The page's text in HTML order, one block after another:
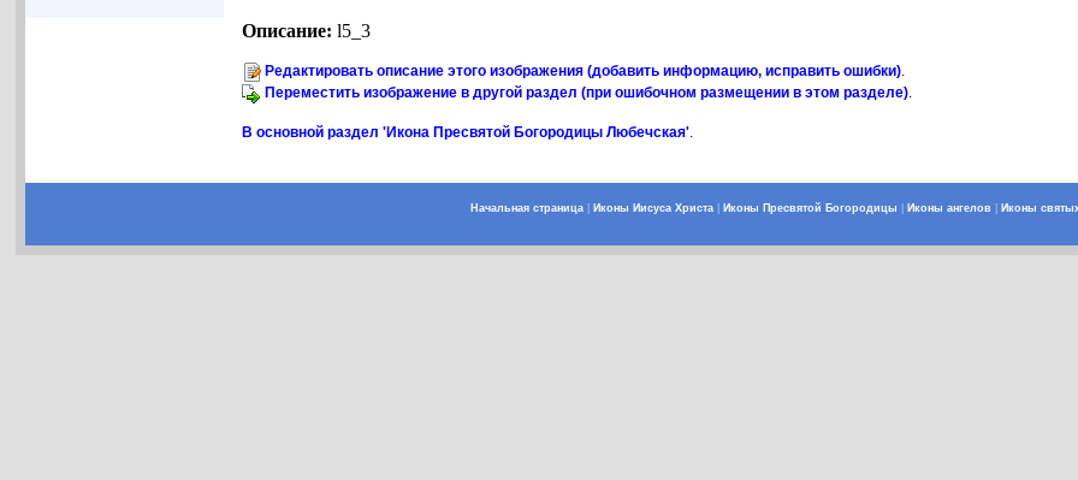
Описание: l5_3
Редактировать описание этого изображения (добавить информацию, исправить ошибки).
Переместить изображение в другой раздел (при ошибочном размещении в этом разделе).
В основной раздел 'Икона Пресвятой Богородицы Любечская'.
Начальная страница Иконы Иисуса Христа Иконы Пресвятой Богородицы Иконы ангелов Иконы